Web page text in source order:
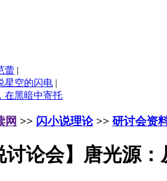
蕾 |
星空的闪电 |
在黑暗中寄托
网 >> 闪小说理论>> 研讨会资
讨论会】唐光源